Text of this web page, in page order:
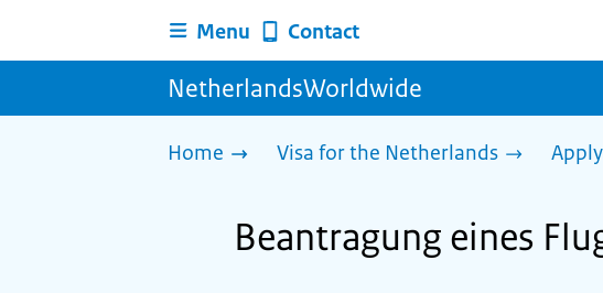
Menu Contact
NetherlandsWorldwide
Home Visa for the Netherlands
Beantragung eines